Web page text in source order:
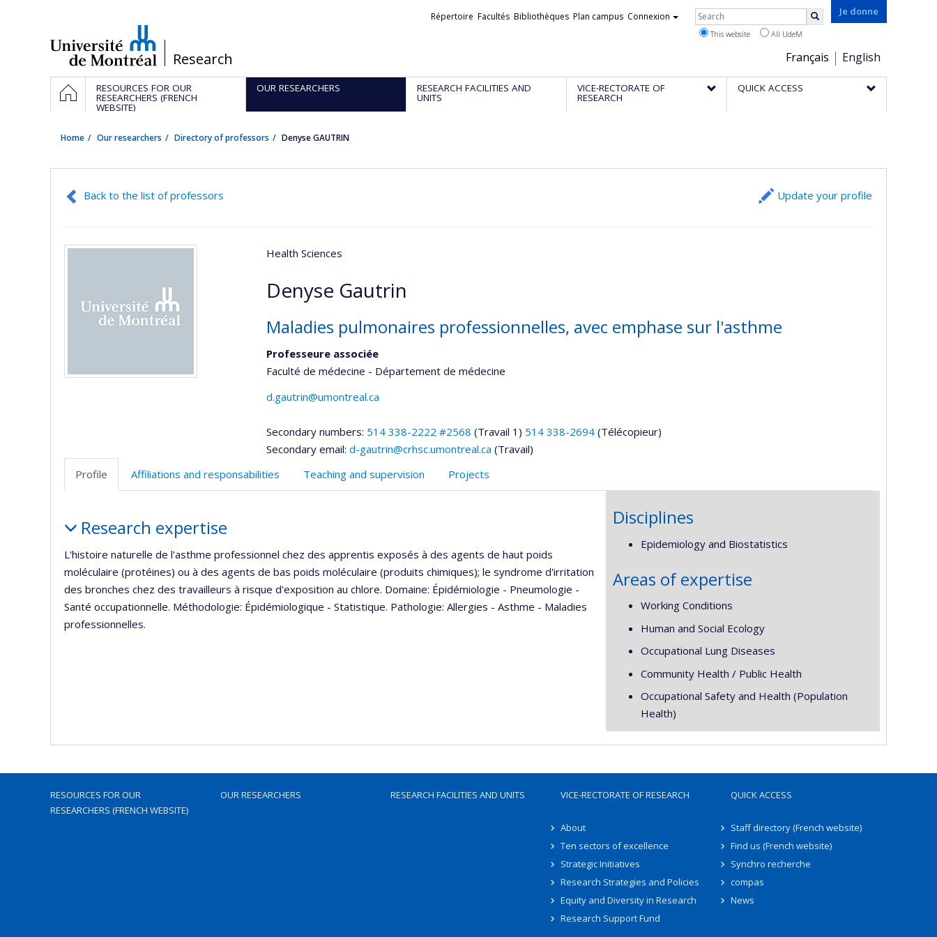
/Research
Je donne
Choix
de
la
Français English
Liens
Répertoire Facultés Bibliothèques Plan campus Connexion Rechercher
This website All UdeM
Navigation
principale
HOMERESOURCES FOR OUR
RESEARCHERS (FRENCH
WEBSITE)
OUR RESEARCHERS RESEARCH FACILITIES AND
UNITS
VICE-RECTORATE OF
RESEARCH
QUICK ACCESS
Home Our researchers Directory of professors Denyse GAUTRIN
Back to the list of professors Update your profile
Health Sciences
Denyse Gautrin
Maladies pulmonaires professionnelles, avec emphase sur l'asthme
Professeure associée
Faculté de médecine - Département de médecine
d.gautrin@umontreal.ca
Secondary numbers: 514 338-2222 #2568 (Travail 1) 514 338-2694 (Télécopieur)
Secondary email: d-gautrin@crhsc.umontreal.ca (Travail)
Profile
Affiliations and responsabilities Teaching and supervision Projects
Research expertise
L'histoire naturelle de l'asthme professionnel chez des apprentis exposés à des agents de haut poids
moléculaire (protéines) ou à des agents de bas poids moléculaire (produits chimiques); le syndrome d'irritation
des bronches chez des travailleurs à risque d'exposition au chlore. Domaine: Épidémiologie - Pneumologie -
Santé occupationnelle. Méthodologie: Épidémiologique - Statistique. Pathologie: Allergies - Asthme - Maladies
professionnelles.
Disciplines
Epidemiology and Biostatistics
Areas of expertise
Working Conditions
Human and Social Ecology
Occupational Lung Diseases
Community Health / Public Health
Occupational Safety and Health (Population
Health)
RESOURCES FOR OUR
RESEARCHERS (FRENCH WEBSITE)
OUR RESEARCHERS RESEARCH FACILITIES AND UNITS VICE-RECTORATE OF RESEARCH
About
Ten sectors of excellence
Strategic Initiatives
Research Strategies and Policies
Equity and Diversity in Research
Research Support Fund
QUICK ACCESS
Staff directory (French website)
Find us (French website)
Synchro recherche
compas
News